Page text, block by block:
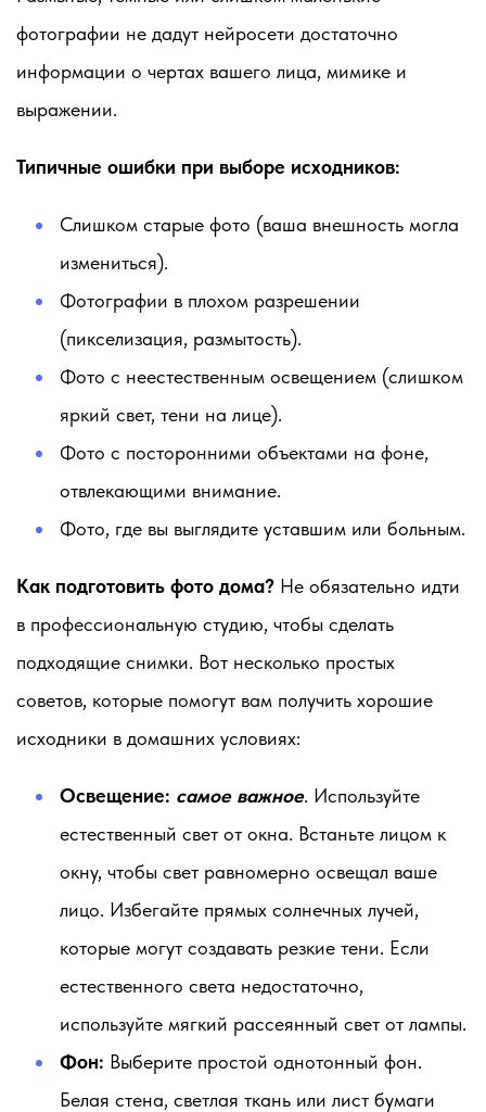
фотографии не дадут нейросети достаточно
информации о чертах вашего лица, мимике и
выражении.
Типичные ошибки при выборе исходников:
Слишком старые фото (ваша внешность могла
измениться).
Фотографии в плохом разрешении
(пикселизация, размытость).
Фото с неестественным освещением (слишком
яркий свет, тени на лице).
Фото с посторонними объектами на фоне,
отвлекающими внимание.
Фото, где вы выглядите уставшим или больным.
Как подготовить фото дома? Не обязательно идти
в профессиональную студию, чтобы сделать
подходящие снимки. Вот несколько простых
советов, которые помогут вам получить хорошие
исходники в домашних условиях:
Освещение: самое важное. Используйте
естественный свет от окна. Встаньте лицом к
окну, чтобы свет равномерно освещал ваше
лицо. Избегайте прямых солнечных лучей,
которые могут создавать резкие тени. Если
естественного света недостаточно,
используйте мягкий рассеянный свет от лампы.
Фон: Выберите простой однотонный фон.
Белая стена, светлая ткань или лист бумаги